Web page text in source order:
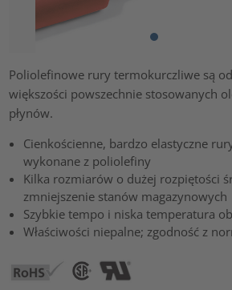
Poliolefinowe rury termokurczliwe są
większości powszechnie stosowanych
płynów.
Cienkościenne, bardzo elastyczne
wykonane z poliolefiny
Kilka rozmiarów o dużej rozpiętości
zmniejszenie stanów magazynowych
Szybkie tempo i niska temperatura
Właściwości niepalne; zgodność z